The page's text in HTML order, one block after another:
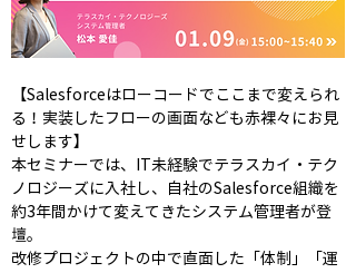
【Salesforceはローコードでここまで変えられ
る！実装したフローの画面なども赤裸々にお見
せします】
本セミナーでは、IT未経験でテラスカイ・テク
ノロジーズに入社し、自社のSalesforce組織を
約3年間かけて変えてきたシステム管理者が登
壇。
改修プロジェクトの中で直面した「体制」「運